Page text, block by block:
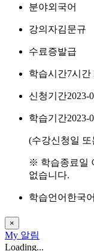
분야외국어
강의자김문규
수료증발급
학습시간7시간
신청기간2023-
학습기간2023-
(수강신청일
※ 학습종료일
없습니다.
학습언어 한국
×
My 알림
Loading...